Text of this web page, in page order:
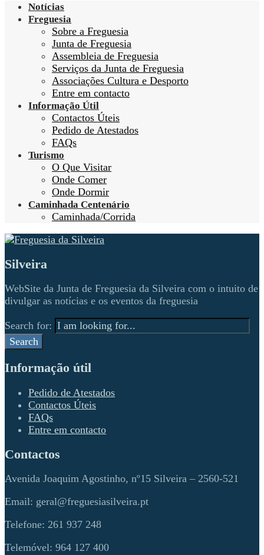
Notícias
Freguesia
Sobre a Freguesia
Junta de Freguesia
Assembleia de Freguesia
Serviços da Junta de Freguesia
Associações Cultura e Desporto
Entre em contacto
Informação Útil
Contactos Úteis
Pedido de Atestados
FAQs
Turismo
O Que Visitar
Onde Comer
Onde Dormir
Caminhada Centenário
Caminhada/Corrida
Silveira
WebSite da Junta de Freguesia da Silveira com o intuito de
divulgar as notícias e os eventos da freguesia
Search for:
Search
Informação útil
Pedido de Atestados
Contactos Úteis
FAQs
Entre em contacto
Contactos
Avenida Joaquim Agostinho, nº15 Silveira – 2560-521
Email: geral@freguesiasilveira.pt
Telefone: 261 937 248
Telemóvel: 964 127 400